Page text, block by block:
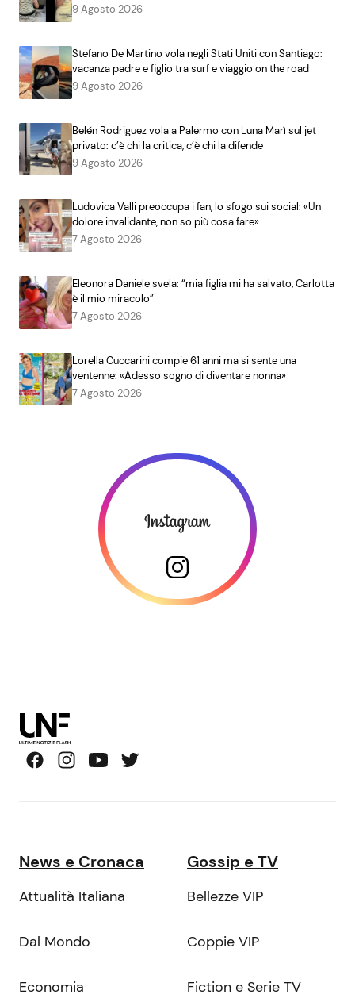
9 Agosto 2026
Stefano De Martino vola negli Stati Uniti con Santiago:
vacanza padre e figlio tra surf e viaggio on the road
9 Agosto 2026
Belén Rodriguez vola a Palermo con Luna Marì sul jet
privato: c’è chi la critica, c’è chi la difende
9 Agosto 2026
Ludovica Valli preoccupa i fan, lo sfogo sui social: «Un
dolore invalidante, non so più cosa fare»
7 Agosto 2026
Eleonora Daniele svela: “mia figlia mi ha salvato, Carlotta
è il mio miracolo”
7 Agosto 2026
Lorella Cuccarini compie 61 anni ma si sente una
ventenne: «Adesso sogno di diventare nonna»
7 Agosto 2026
News e Cronaca
Attualità Italiana
Dal Mondo
Economia
Gossip e TV
Bellezze VIP
Coppie VIP
Fiction e Serie TV